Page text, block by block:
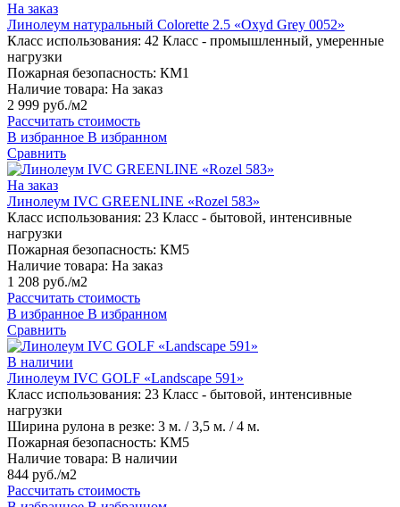
На заказ
Линолеум натуральный Colorette 2.5 «Oxyd Grey 0052»
Класс использования: 42 Класс - промышленный, умеренные
нагрузки
Пожарная безопасность: КМ1
Наличие товара: На заказ
2 999 руб./м2
Рассчитать стоимость
В избранное В избранном
Сравнить
На заказ
Линолеум IVC GREENLINE «Rozel 583»
Класс использования: 23 Класс - бытовой, интенсивные
нагрузки
Пожарная безопасность: КМ5
Наличие товара: На заказ
1 208 руб./м2
Рассчитать стоимость
В избранное В избранном
Сравнить
В наличии
Линолеум IVC GOLF «Landscape 591»
Класс использования: 23 Класс - бытовой, интенсивные
нагрузки
Ширина рулона в резке: 3 м. / 3,5 м. / 4 м.
Пожарная безопасность: КМ5
Наличие товара: В наличии
844 руб./м2
Рассчитать стоимость